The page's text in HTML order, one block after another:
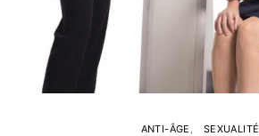
ANTI-ÂGE SEXUALITÉ